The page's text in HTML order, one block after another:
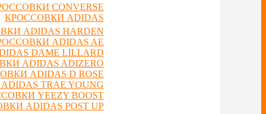
CONVERSE
КРОССОВКИ ADIDAS
ADIDAS HARDEN
ADIDAS AE
DAME LILLARD
ADIDAS ADIZERO
ADIDAS D ROSE
TRAE YOUNG
YEEZY BOOST
ADIDAS POST UP